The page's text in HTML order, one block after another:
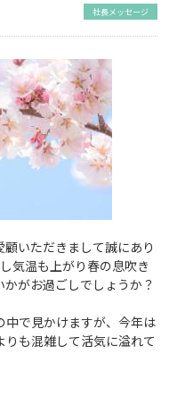
社長メッセージ
いただきまして誠にあり
気温も上がり春の息吹き
がお過ごしでしょうか？
で見かけますが、今年は
も混雑して活気に溢れて